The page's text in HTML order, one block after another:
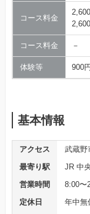
コース料金
コース料金 －
体験等 900円
基本情報
アクセス
武蔵野
最寄り駅
JR 中
営業時間
8:00〜
定休日
年中無